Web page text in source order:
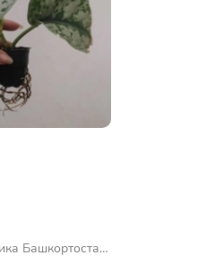
Башкортостан,